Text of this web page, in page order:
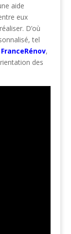
aide
eux
D’où
tel
FranceRénov,
des